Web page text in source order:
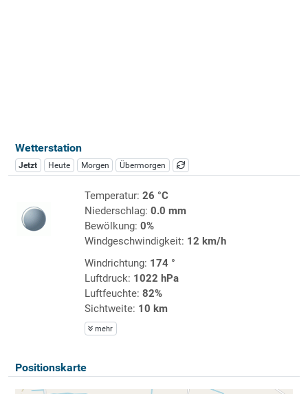
Wetterstation
Jetzt Heute Morgen Übermorgen
Temperatur: 26 °C
Niederschlag: 0.0 mm
Bewölkung: 0%
Windgeschwindigkeit: 12 km/h
Windrichtung: 174 °
Luftdruck: 1022 hPa
Luftfeuchte: 82%
Sichtweite: 10 km
mehr
Positionskarte